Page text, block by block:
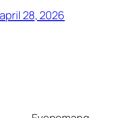
april 28, 2026